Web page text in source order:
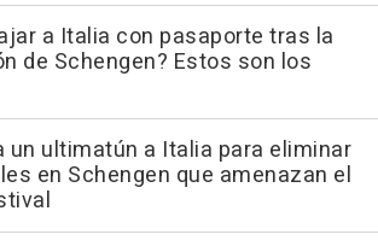
a Italia con pasaporte tras la
de Schengen? Estos son los
un ultimatún a Italia para eliminar
en Schengen que amenazan el